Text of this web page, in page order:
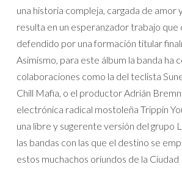
una historia compleja, cargada de amor
resulta en un esperanzador trabajo que
defendido por una formación titular
Asimismo, para este álbum la banda ha
colaboraciones como la del teclista
Chill Mafia, o el productor Adrián
electrónica radical mostoleña Trippin
una libre y sugerente versión del grupo
las bandas con las que el destino se
estos muchachos oriundos de la Ciudad